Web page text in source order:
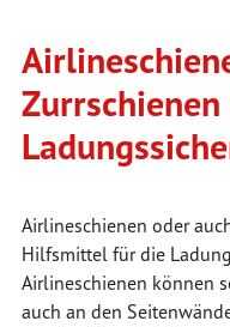
Airlineschienen oder
Hilfsmittel für die
Airlineschienen können
auch an den